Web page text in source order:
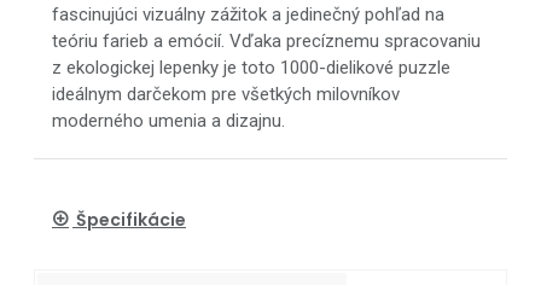
fascinujúci vizuálny zážitok a jedinečný pohľad na
teóriu farieb a emócií. Vďaka precíznemu spracovaniu
z ekologickej lepenky je toto 1000-dielikové puzzle
ideálnym darčekom pre všetkých milovníkov
moderného umenia a dizajnu.
Špecifikácie